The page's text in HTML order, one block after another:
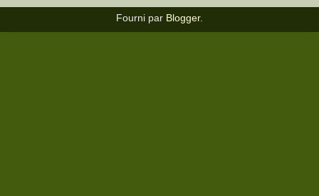
Fourni par Blogger.